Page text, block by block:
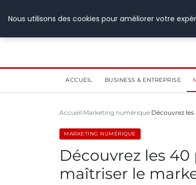
ACCUEIL BUSINESS & ENTREPRISE
Accueil Marketing numérique Découvrez
MARKETING NUMÉRIQUE
Découvrez les
maîtriser le
Nous utilisons des cookies pour améliorer votre